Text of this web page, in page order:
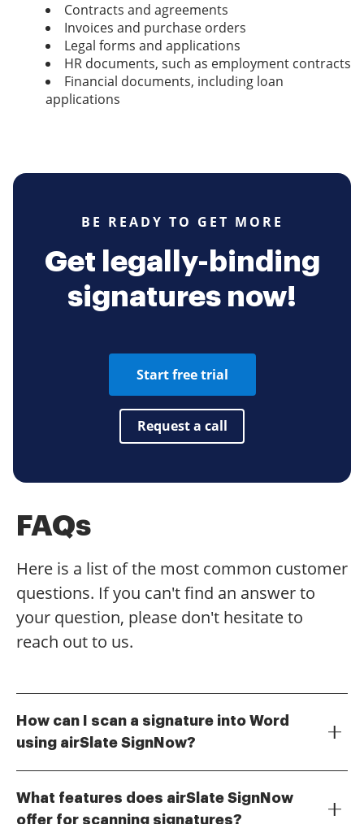
Contracts and agreements
Invoices and purchase orders
Legal forms and applications
HR documents, such as employment contracts
Financial documents, including loan
applications
BE READY TO GET MORE
Get legally-binding
signatures now!
Start free trial
Request a call
FAQs
Here is a list of the most common customer
questions. If you can't find an answer to
your question, please don't hesitate to
reach out to us.
How can I scan a signature into Word
using airSlate SignNow?
capture your signature. Once scanned, you can
What features does airSlate SignNow
offer for scanning signatures?